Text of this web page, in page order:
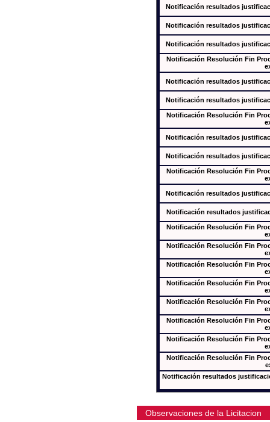
Notificación resultados
Notificación resultados
Notificación resultados
Notificación Resolución Fin
Notificación resultados
Notificación resultados
Notificación Resolución Fin
Notificación resultados
Notificación resultados
Notificación Resolución Fin
Notificación resultados
Notificación resultados
Notificación Resolución Fin
Notificación Resolución Fin
Notificación Resolución Fin
Notificación Resolución Fin
Notificación Resolución Fin
Notificación Resolución Fin
Notificación Resolución Fin
Notificación Resolución Fin
Notificación resultados
Observaciones de la Licitacion